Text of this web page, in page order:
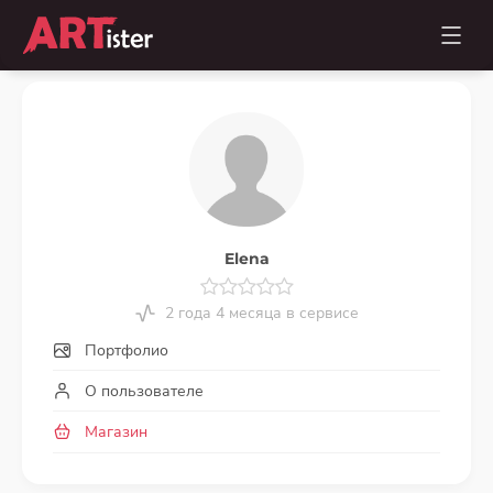
Elena
2 года 4 месяца в сервисе
Портфолио
О пользователе
Магазин